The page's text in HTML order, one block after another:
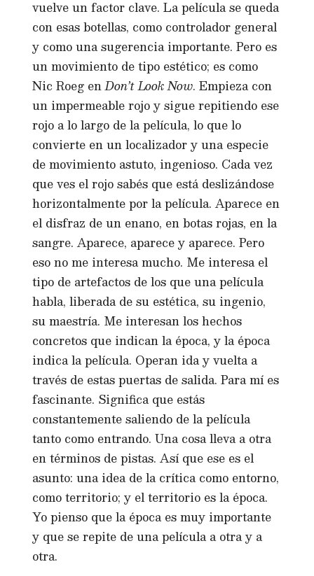
vuelve un factor clave. La película se queda
con esas botellas, como controlador general
y como una sugerencia importante. Pero es
un movimiento de tipo estético; es como
Nic Roeg enDon’t Look Now. Empieza con
un impermeable rojo y sigue repitiendo ese
rojo a lo largo de la película, lo que lo
convierte en un localizador y una especie
de movimiento astuto, ingenioso. Cada vez
que ves el rojo sabés que está deslizándose
horizontalmente por la película. Aparece en
el disfraz de un enano, en botas rojas, en la
sangre. Aparece, aparece y aparece. Pero
eso no me interesa mucho. Me interesa el
tipo de artefactos de los que una película
habla, liberada de su estética, su ingenio,
su maestría. Me interesan los hechos
concretos que indican la época, y la época
indica la película. Operan ida y vuelta a
través de estas puertas de salida. Para mí es
fascinante. Significa que estás
constantemente saliendo de la película
tanto como entrando. Una cosa lleva a otra
en términos de pistas. Así que ese es el
asunto: una idea de la crítica como entorno,
como territorio; y el territorio es la época.
Yo pienso que la época es muy importante
y que se repite de una película a otra y a
otra.